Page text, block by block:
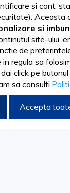
Punti
si cont,
Aceasta
si
site-ului,
de
regula sa
click pe
sa consulti
Accepta